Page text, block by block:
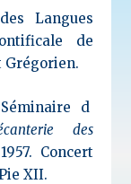
Langues
de
Grégorien.
d
des
Concert
XII.